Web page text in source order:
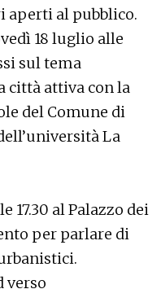
aperti al pubblico.
18 luglio alle
sul tema
città attiva con la
del Comune di
La
17.30 al Palazzo dei
per parlare di
verso